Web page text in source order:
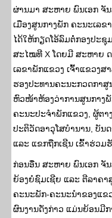
ຜ່ານມາ ສະຫາຍ ພົນເອກ ຈັ
ເມືອງສູນກາງພັກ ຄະນະເລ
ໄດ້ໃຫ້ກຽດໂອ້ລົມຕໍ່ກອງປະ
ສະໄໝທີ X ໂດຍມີ ສະຫາຍ
ເລຂາພັກແຂວງ ເຈົ້າແຂວງ
ຮອງປະທານຄະນະກວດກາ
ຫົວໜ້າຫ້ອງວ່າການສູນກາງພັ
ຄະນະປະຈໍາພັກແຂວງ, ຜູ້ຕ
ປະຕິວັດອາວຸໂສບໍານານ, ບັນ
ແລະ ແຂກຖືກເຊີນ ເຂົ້າຮ່ວມ
ກ່ອນອື່ນ ສະຫາຍ ພົນເອກ ຈັ
ຍ້ອງຍໍຊົມເຊີຍ ແລະ ຕີລາຄາ
ຄະນະພັກ-ຄະນະນໍາຂອງແຂ
ຜົນງານດັ່ງກ່າວ ແມ່ນຍ້ອນມີ